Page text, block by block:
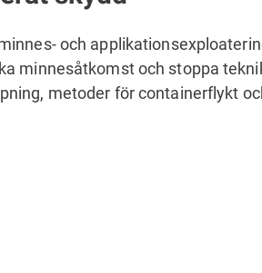
och
minnesåtkomst och stoppa
metoder för containerflykt